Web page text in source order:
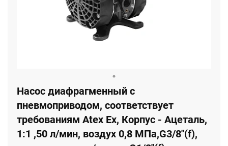
Насос диафрагменный с
пневмоприводом, соответствует
требованиям Atex Ex, Корпус - Ацеталь,
1:1 ,50 л/мин, воздух 0,8 МПа,G3/8"(f),